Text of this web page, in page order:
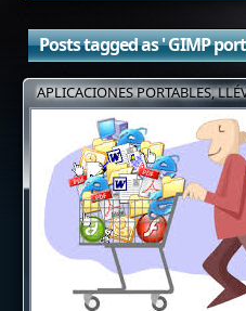
Posts tagged as ' GIMP
APLICACIONES PORTABLES,